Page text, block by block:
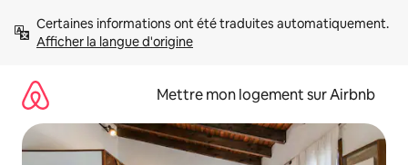
directement
Afficher la langue d'origine
Mettre mon logement sur Airbnb